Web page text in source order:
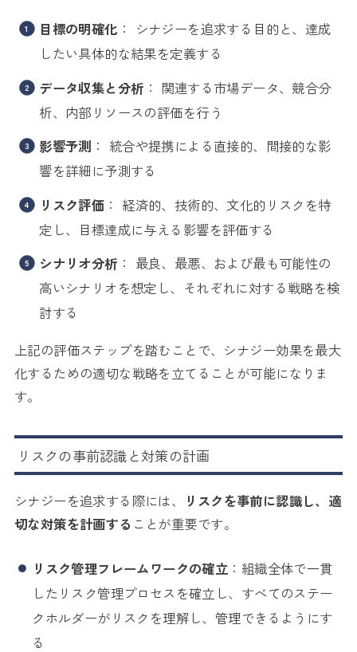
目標の明確化 ： シナジーを追求する目的と、達成
したい具体的な結果を定義する
データ収集と分析 ： 関連する市場データ、競合分
析、内部リソースの評価を行う
影響予測 ： 統合や提携による直接的、間接的な影
響を詳細に予測する
リスク評価 ： 経済的、技術的、文化的リスクを特
定し、目標達成に与える影響を評価する
シナリオ分析 ： 最良、最悪、および最も可能性の
高いシナリオを想定し、それぞれに対する戦略を検
討する
上記の評価ステップを踏むことで、シナジー効果を最大
化するための適切な戦略を立てることが可能になりま
す。
リスクの事前認識と対策の計画
シナジーを追求する際には、
リスクを事前に認識し、適
切な対策を計画する ことが重要です。
リスク管理フレームワークの確立 ：組織全体で一貫
したリスク管理プロセスを確立し、すべてのステー
クホルダーがリスクを理解し、管理できるようにす
る